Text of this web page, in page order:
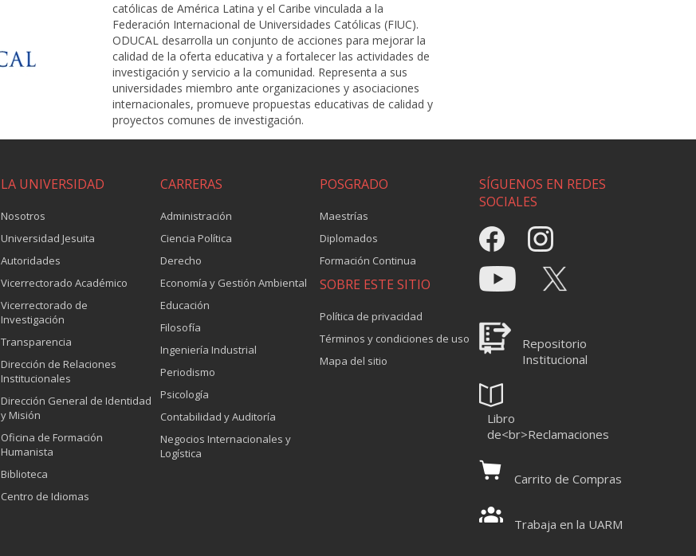
católicas de América Latina y el Caribe vinculada a la
Federación Internacional de Universidades Católicas (FIUC).
ODUCAL desarrolla un conjunto de acciones para mejorar la
calidad de la oferta educativa y a fortalecer las actividades de
investigación y servicio a la comunidad. Representa a sus
universidades miembro ante organizaciones y asociaciones
internacionales, promueve propuestas educativas de calidad y
proyectos comunes de investigación.
LA UNIVERSIDAD
Nosotros
Universidad Jesuita
Autoridades
Vicerrectorado Académico
Vicerrectorado de
Investigación
Transparencia
Dirección de Relaciones
Institucionales
Dirección General de Identidad
y Misión
Oficina de Formación
Humanista
Biblioteca
Centro de Idiomas
CARRERAS
Administración
Ciencia Política
Derecho
Economía y Gestión Ambiental
Educación
Filosofía
Ingeniería Industrial
Periodismo
Psicología
Contabilidad y Auditoría
Negocios Internacionales y
Logística
POSGRADO
Maestrías
Diplomados
Formación Continua
SOBRE ESTE SITIO
Política de privacidad
Términos y condiciones de uso
Mapa del sitio
SÍGUENOS EN REDES
SOCIALES
Repositorio
Institucional
Libro
de<br>Reclamaciones
Carrito de Compras
Trabaja en la UARM